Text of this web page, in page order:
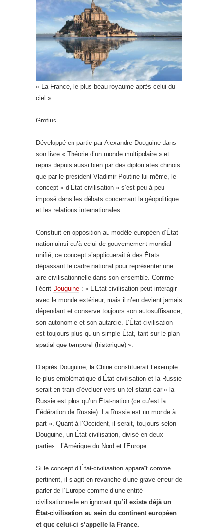
« La France, le plus beau royaume après celui du
ciel »
Grotius
Développé en partie par Alexandre Douguine dans
son livre « Théorie d’un monde multipolaire » et
repris depuis aussi bien par des diplomates chinois
que par le président Vladimir Poutine lui-même, le
concept « d’État-civilisation » s’est peu à peu
imposé dans les débats concernant la géopolitique
et les relations internationales.
Construit en opposition au modèle européen d’État-
nation ainsi qu’à celui de gouvernement mondial
unifié, ce concept s’appliquerait à des États
dépassant le cadre national pour représenter une
aire civilisationnelle dans son ensemble. Comme
l’écrit Douguine : « L’État-civilisation peut interagir
avec le monde extérieur, mais il n’en devient jamais
dépendant et conserve toujours son autosuffisance,
son autonomie et son autarcie. L’État-civilisation
est toujours plus qu’un simple État, tant sur le plan
spatial que temporel (historique) ».
D’après Douguine, la Chine constituerait l’exemple
le plus emblématique d’État-civilisation et la Russie
serait en train d’évoluer vers un tel statut car « la
Russie est plus qu’un État-nation (ce qu’est la
Fédération de Russie). La Russie est un monde à
part ». Quant à l’Occident, il serait, toujours selon
Douguine, un État-civilisation, divisé en deux
parties : l’Amérique du Nord et l’Europe.
Si le concept d’État-civilisation apparaît comme
pertinent, il s’agit en revanche d’une grave erreur de
parler de l’Europe comme d’une entité
civilisationnelle en ignorant qu’il existe déjà un
État-civilisation au sein du continent européen
et que celui-ci s’appelle la France.